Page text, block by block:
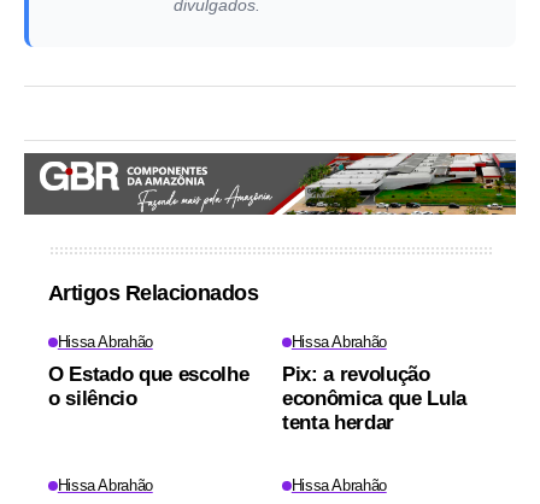
divulgados.
Artigos Relacionados
Hissa Abrahão
O Estado que escolhe
o silêncio
Hissa Abrahão
Pix: a revolução
econômica que Lula
tenta herdar
Hissa Abrahão Hissa Abrahão